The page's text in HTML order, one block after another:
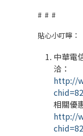
# # #
貼心小叮嚀：
中華電
洽：
http://
相關優
http://